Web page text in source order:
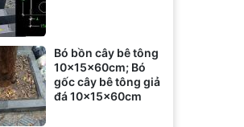
Bó bồn cây bê tông
10x15x60cm; Bó
gốc cây bê tông giả
đá 10x15x60cm